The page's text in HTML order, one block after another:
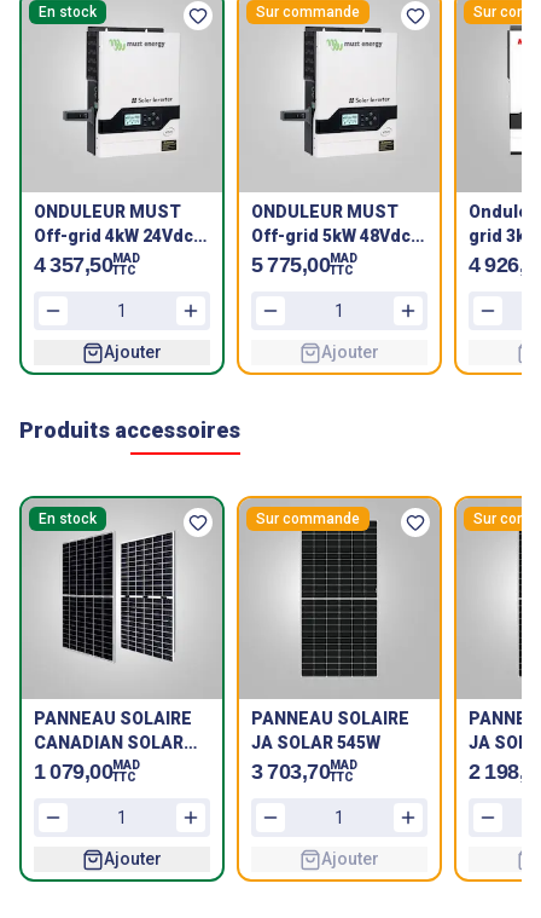
En stock
ONDULEUR MUST
Off-grid 4kW 24Vdc
220Vac, MPPT
4 357,50MAD
TTC
Ajouter
Sur commande
ONDULEUR MUST
Off-grid 5kW 48Vdc
220Vac, MPPT
5 775,00MAD
TTC
Ajouter
Sur
grid
220Vac,
4
Produits accessoires
En stock
PANNEAU SOLAIRE
CANADIAN SOLAR
705W CS7N-TOP-I4-
BIFACIAL-SF
1 079,00MAD
TTC
Ajouter
Sur commande
PANNEAU SOLAIRE
JA SOLAR 545W
3 703,70MAD
TTC
Ajouter
Sur
JA
2